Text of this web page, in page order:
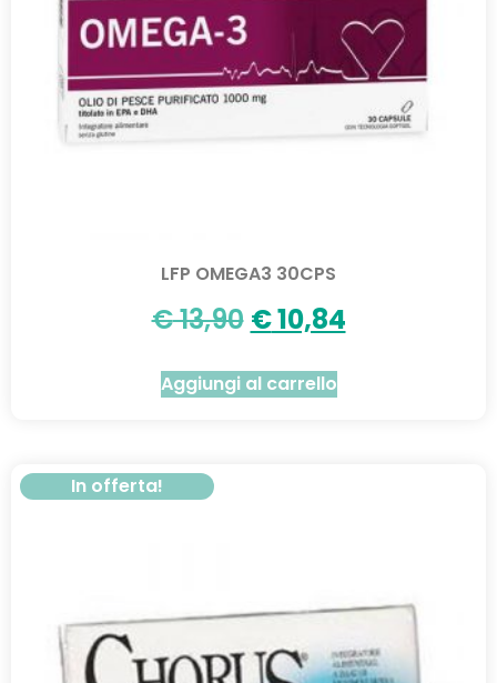
LFP OMEGA3 30CPS
€13,90 €10,84
Aggiungi al carrello
In offerta!